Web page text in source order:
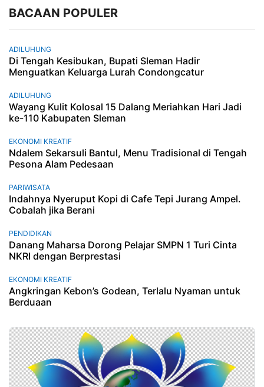
BACAAN POPULER
ADILUHUNG
Di Tengah Kesibukan, Bupati Sleman Hadir
Menguatkan Keluarga Lurah Condongcatur
ADILUHUNG
Wayang Kulit Kolosal 15 Dalang Meriahkan Hari Jadi
ke-110 Kabupaten Sleman
EKONOMI KREATIF
Ndalem Sekarsuli Bantul, Menu Tradisional di Tengah
Pesona Alam Pedesaan
PARIWISATA
Indahnya Nyeruput Kopi di Cafe Tepi Jurang Ampel.
Cobalah jika Berani
PENDIDIKAN
Danang Maharsa Dorong Pelajar SMPN 1 Turi Cinta
NKRI dengan Berprestasi
EKONOMI KREATIF
Angkringan Kebon’s Godean, Terlalu Nyaman untuk
Berduaan